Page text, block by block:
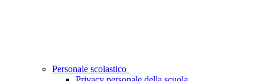
Personale scolastico